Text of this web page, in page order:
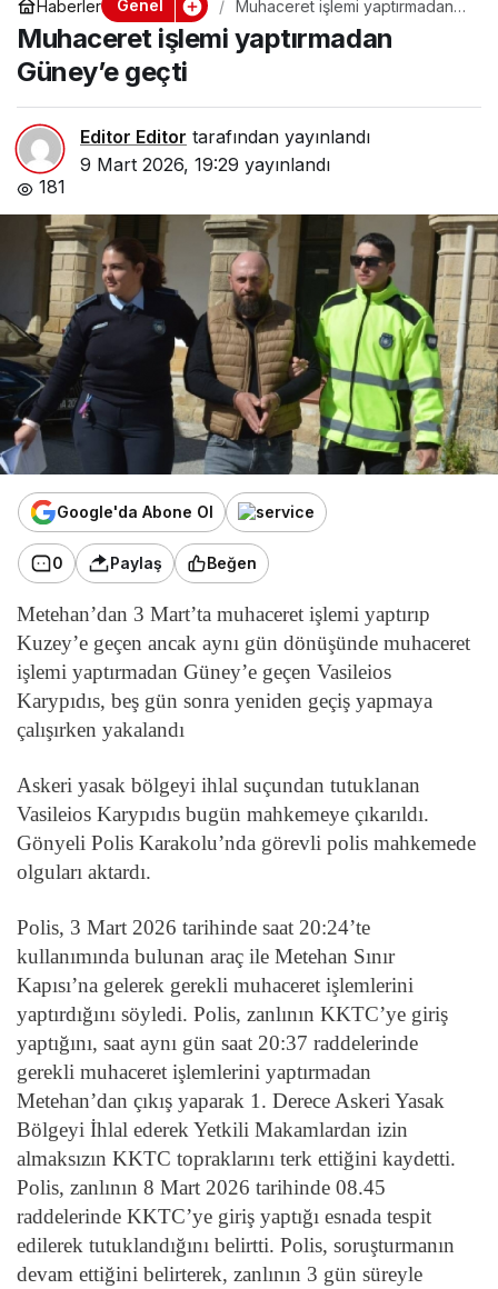
Haberler Genel
Muhaceret işlemi yaptırmadan
Muhaceret işlemi yaptırmadan
Güney’e geçti
Editor Editor tarafından yayınlandı
9 Mart 2026, 19:29 yayınlandı
181
Google'da Abone Ol
0 Paylaş Beğen
Metehan’dan 3 Mart’ta muhaceret işlemi yaptırıp
Kuzey’e geçen ancak aynı gün dönüşünde muhaceret
işlemi yaptırmadan Güney’e geçen Vasileios
Karypıdıs, beş gün sonra yeniden geçiş yapmaya
çalışırken yakalandı
Askeri yasak bölgeyi ihlal suçundan tutuklanan
Vasileios Karypıdıs bugün mahkemeye çıkarıldı.
Gönyeli Polis Karakolu’nda görevli polis mahkemede
olguları aktardı.
Polis, 3 Mart 2026 tarihinde saat 20:24’te
kullanımında bulunan araç ile Metehan Sınır
Kapısı’na gelerek gerekli muhaceret işlemlerini
yaptırdığını söyledi. Polis, zanlının KKTC’ye giriş
yaptığını, saat aynı gün saat 20:37 raddelerinde
gerekli muhaceret işlemlerini yaptırmadan
Metehan’dan çıkış yaparak 1. Derece Askeri Yasak
Bölgeyi İhlal ederek Yetkili Makamlardan izin
almaksızın KKTC topraklarını terk ettiğini kaydetti.
Polis, zanlının 8 Mart 2026 tarihinde 08.45
raddelerinde KKTC’ye giriş yaptığı esnada tespit
edilerek tutuklandığını belirtti. Polis, soruşturmanın
devam ettiğini belirterek, zanlının 3 gün süreyle